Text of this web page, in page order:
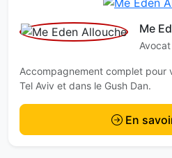
Me
Accompagnement complet pour
Tel Aviv et dans le Gush Dan.
En